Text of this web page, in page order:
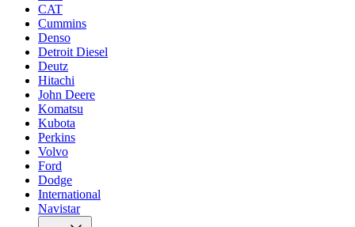
CAT
Cummins
Denso
Detroit Diesel
Deutz
Hitachi
John Deere
Komatsu
Kubota
Perkins
Volvo
Ford
Dodge
International
Navistar